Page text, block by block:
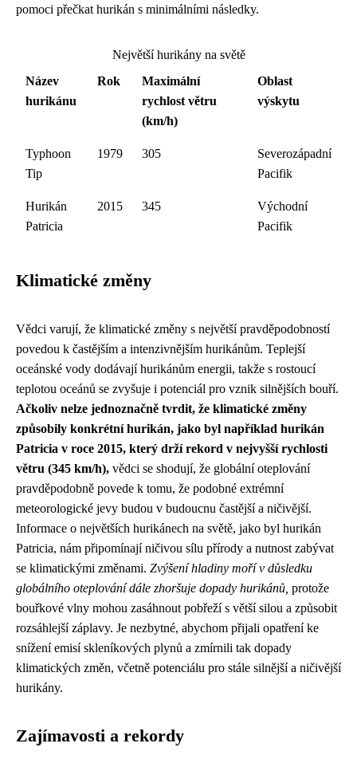
pomoci přečkat hurikán s minimálními následky.
Největší hurikány na světě
Název
hurikánu
Rok
Maximální
rychlost větru
(km/h)
Oblast
výskytu
Typhoon
Tip
1979 305
Severozápadní
Pacifik
Hurikán
Patricia
2015 345
Východní
Pacifik
Klimatické změny
Vědci varují, že klimatické změny s největší pravděpodobností
povedou k častějším a intenzivnějším hurikánům. Teplejší
oceánské vody dodávají hurikánům energii, takže s rostoucí
teplotou oceánů se zvyšuje i potenciál pro vznik silnějších bouří.
Ačkoliv nelze jednoznačně tvrdit, že klimatické změny
způsobily konkrétní hurikán, jako byl například hurikán
Patricia v roce 2015, který drží rekord v nejvyšší rychlosti
větru (345 km/h), vědci se shodují, že globální oteplování
pravděpodobně povede k tomu, že podobné extrémní
meteorologické jevy budou v budoucnu častější a ničivější.
Informace o největších hurikánech na světě, jako byl hurikán
Patricia, nám připomínají ničivou sílu přírody a nutnost zabývat
se klimatickými změnami. Zvýšení hladiny moří v důsledku
globálního oteplování dále zhoršuje dopady hurikánů, protože
bouřkové vlny mohou zasáhnout pobřeží s větší silou a způsobit
rozsáhlejší záplavy. Je nezbytné, abychom přijali opatření ke
snížení emisí skleníkových plynů a zmírnili tak dopady
klimatických změn, včetně potenciálu pro stále silnější a ničivější
hurikány.
Zajímavosti a rekordy